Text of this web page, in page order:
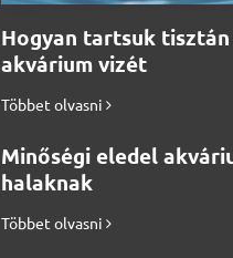
Hogyan tartsuk
akvárium vizét
Többet olvasni
Minőségi eledel
halaknak
Többet olvasni